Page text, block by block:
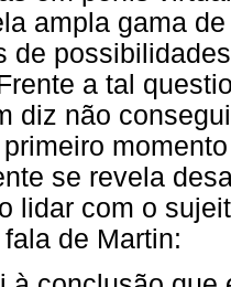
ampla gama
de
a tal
diz não
se revela
lidar com o
de Martin: